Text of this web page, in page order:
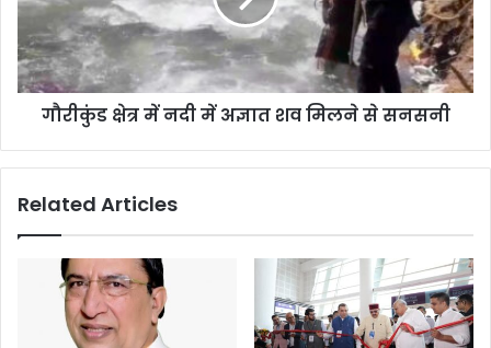
गौरीकुंड क्षेत्र में नदी में अज्ञात शव मिलने से सनसनी
Related Articles